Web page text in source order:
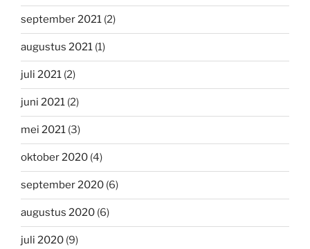
september 2021 (2)
augustus 2021 (1)
juli 2021 (2)
juni 2021 (2)
mei 2021 (3)
oktober 2020 (4)
september 2020 (6)
augustus 2020 (6)
juli 2020 (9)